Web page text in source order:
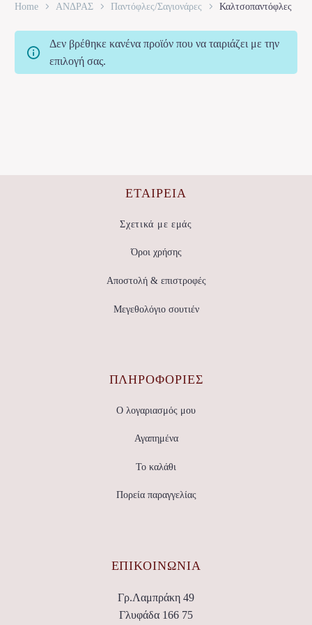
Home ΑΝΔΡΑΣ Παντόφλες/Σαγιονάρες Καλτσοπαντόφλες
Δεν βρέθηκε κανένα προϊόν που να ταιριάζει με την
επιλογή σας.
ΕΤΑΙΡΕΊΑ
Σχετικά με εμάς
Όροι χρήσης
Αποστολή & επιστροφές
Μεγεθολόγιο σουτιέν
ΠΛΗΡΟΦΟΡΙΕΣ
Ο λογαριασμός μου
Αγαπημένα
Το καλάθι
Πορεία παραγγελίας
ΕΠΙΚΟΙΝΩΝΊΑ
Γρ.Λαμπράκη 49
Γλυφάδα 166 75